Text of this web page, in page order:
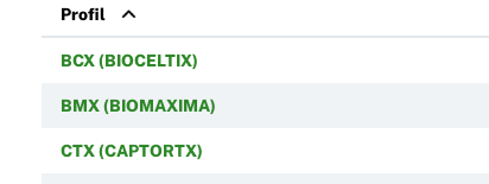
Profil
BCX (BIOCELTIX)
BMX (BIOMAXIMA)
CTX (CAPTORTX)